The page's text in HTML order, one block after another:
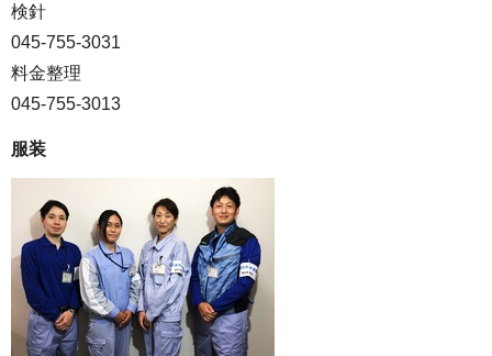
検針
045-755-3031
料金整理
045-755-3013
服装